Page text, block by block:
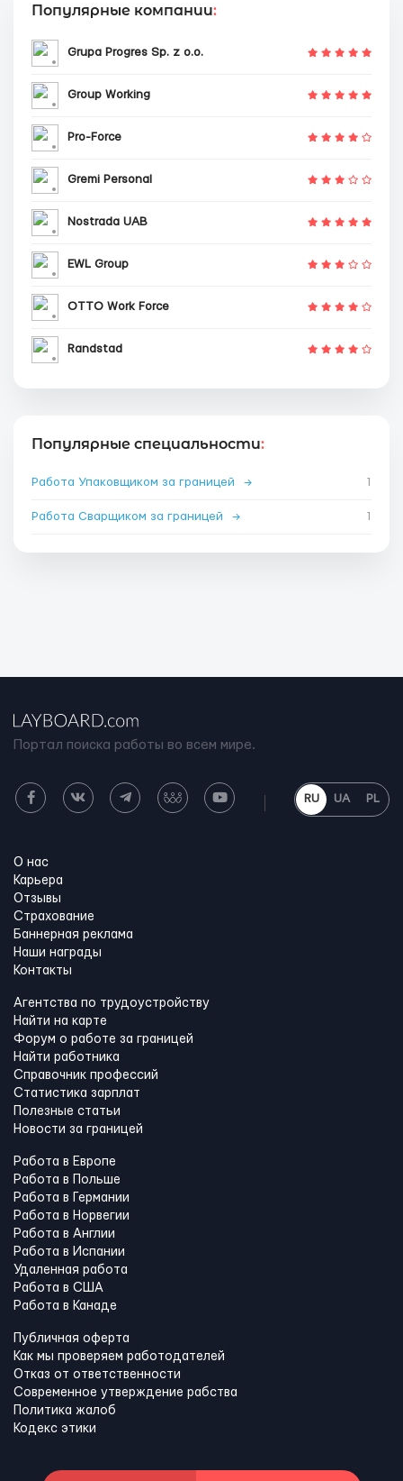
Популярные компании:
Grupa Progres Sp. z o.o.
Group Working
Pro-Force
Gremi Personal
Nostrada UAB
EWL Group
OTTO Work Force
Randstad
Популярные специальности:
Работа Упаковщиком за границей → 1
Работа Сварщиком за границей → 1
Портал поиска работы во всем мире.
RU UA PL
О нас
Карьера
Отзывы
Страхование
Баннерная реклама
Наши награды
Контакты
Агентства по трудоустройству
Найти на карте
Форум о работе за границей
Найти работника
Справочник профессий
Статистика зарплат
Полезные статьи
Новости за границей
Работа в Европе
Работа в Польше
Работа в Германии
Работа в Норвегии
Работа в Англии
Работа в Испании
Удаленная работа
Работа в США
Работа в Канадe
Публичная оферта
Как мы проверяем работодателей
Отказ от ответственности
Современное утверждение рабства
Политика жалоб
Кодекс этики